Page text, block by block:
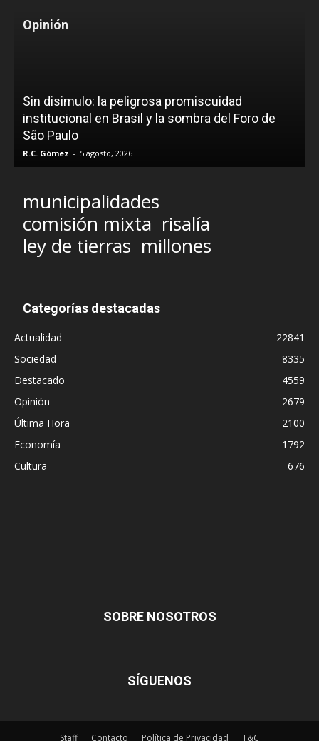
Opinión
Sin disimulo: la peligrosa promiscuidad
institucional en Brasil y la sombra del Foro de
São Paulo
R.C. Gómez - 5 agosto, 2026
municipalidades
comisión mixta risalía
ley de tierras millones
Categorías destacadas
Actualidad
22841
Sociedad
8335
Destacado
4559
Opinión
2679
Última Hora
2100
Economía
1792
Cultura
676
SOBRE NOSOTROS
SÍGUENOS
Staff Contacto Política de Privacidad T&C